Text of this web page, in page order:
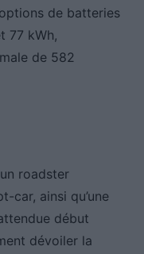
de batteries
77 kWh,
de 582
roadster
car, ainsi qu’une
début
dévoiler la